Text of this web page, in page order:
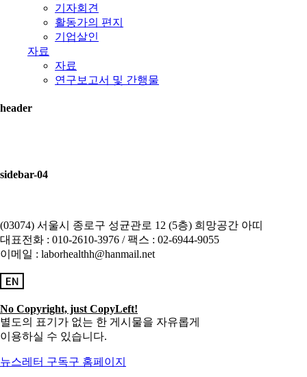
기자회견
활동가의 편지
기업살인
자료
자료
연구보고서 및 간행물
header
sidebar-04
(03074) 서울시 종로구 성균관로 12 (5층) 희망공간 아띠
대표전화 : 010-2610-3976 / 팩스 : 02-6944-9055
이메일 : laborhealthh@hanmail.net
No Copyright, just CopyLeft!
별도의 표기가 없는 한 게시물을 자유롭게
이용하실 수 있습니다.
뉴스레터 구독구 홈페이지